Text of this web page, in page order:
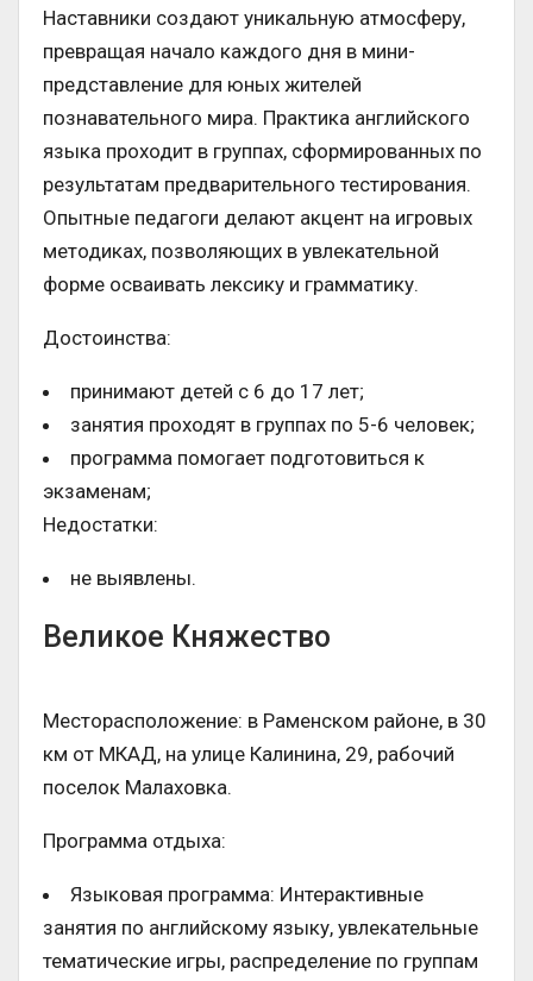
Наставники создают уникальную атмосферу,
превращая начало каждого дня в мини-
представление для юных жителей
познавательного мира. Практика английского
языка проходит в группах, сформированных по
результатам предварительного тестирования.
Опытные педагоги делают акцент на игровых
методиках, позволяющих в увлекательной
форме осваивать лексику и грамматику.
Достоинства:
принимают детей с 6 до 17 лет;
занятия проходят в группах по 5-6 человек;
программа помогает подготовиться к
экзаменам;
Недостатки:
не выявлены.
Великое Княжество
Месторасположение: в Раменском районе, в 30
км от МКАД, на улице Калинина, 29, рабочий
поселок Малаховка.
Программа отдыха:
Языковая программа: Интерактивные
занятия по английскому языку, увлекательные
тематические игры, распределение по группам